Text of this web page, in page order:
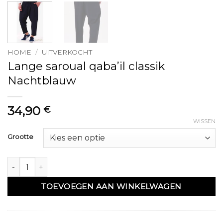
HOME / UITVERKOCHT
Lange saroual qaba’il classik
Nachtblauw
34,90 €
Grootte
WISSEN
Saroual long qaba'il classik Bleu nuit aantal
TOEVOEGEN AAN WINKELWAGEN